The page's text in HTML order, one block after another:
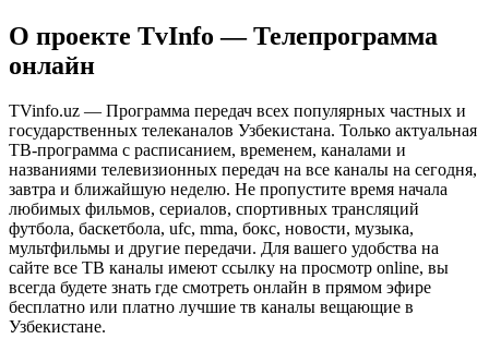
О проекте TvInfo — Телепрограмма
онлайн
TVinfo.uz — Программа передач всех популярных частных и
государственных телеканалов Узбекистана. Только актуальная
ТВ-программа с расписанием, временем, каналами и
названиями телевизионных передач на все каналы на сегодня,
завтра и ближайшую неделю. Не пропустите время начала
любимых фильмов, сериалов, спортивных трансляций
футбола, баскетбола, ufc, mma, бокс, новости, музыка,
мультфильмы и другие передачи. Для вашего удобства на
сайте все ТВ каналы имеют ссылку на просмотр online, вы
всегда будете знать где смотреть онлайн в прямом эфире
бесплатно или платно лучшие тв каналы вещающие в
Узбекистане.